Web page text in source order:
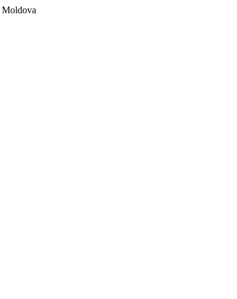
Moldova